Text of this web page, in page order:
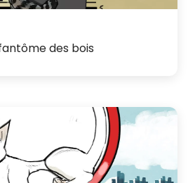
des bois